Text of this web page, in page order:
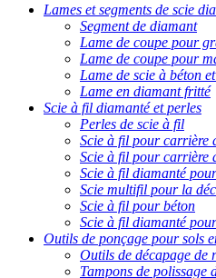
Lames et segments de scie
Segment de diamant
Lame de coupe pour
Lame de coupe pour
Lame de scie à béton
Lame en diamant fritté
Scie à fil diamanté et perles
Perles de scie à fil
Scie à fil pour carrière
Scie à fil pour carrière
Scie à fil diamanté
Scie multifil pour la
Scie à fil pour béton
Scie à fil diamanté
Outils de ponçage pour sols
Outils de décapage de
Tampons de polissage